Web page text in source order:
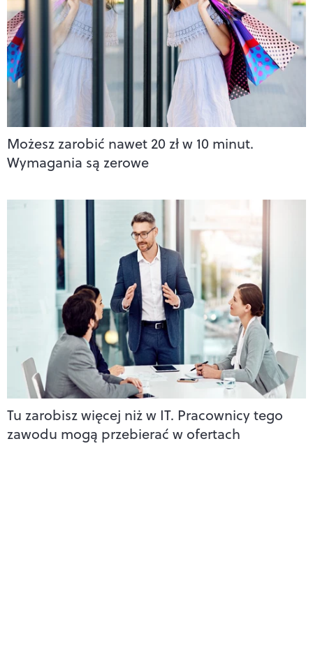
Możesz zarobić nawet 20 zł w 10 minut.
Wymagania są zerowe
Tu zarobisz więcej niż w IT. Pracownicy tego
zawodu mogą przebierać w ofertach